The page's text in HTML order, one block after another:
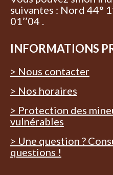
suivantes : Nord 44°
01’’04 .
INFORMATIONS
> Nous contacter
> Nos horaires
> Protection des
vulnérables
> Une question ?
questions !